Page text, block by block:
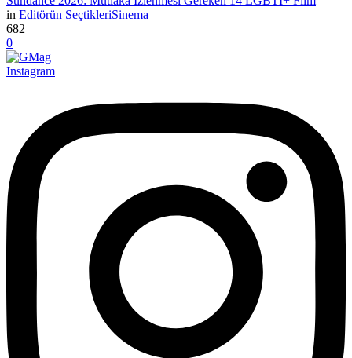
in Editörün SeçtikleriSinema
682
0
Instagram